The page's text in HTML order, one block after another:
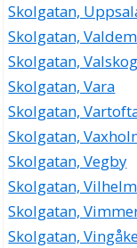
Skolgatan,
Skolgatan,
Skolgatan, Valskog
Skolgatan, Vara
Skolgatan,
Skolgatan,
Skolgatan, Vegby
Skolgatan,
Skolgatan,
Skolgatan,